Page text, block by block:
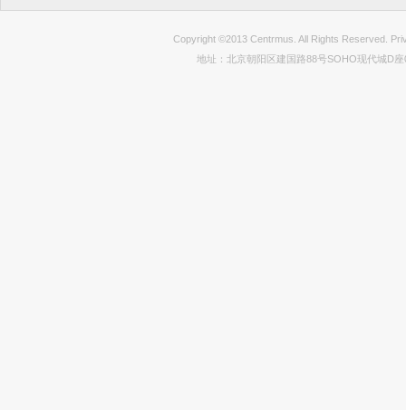
Copyright ©2013 Centrmus. All Rights Reserved.
地址：北京朝阳区建国路88号SOHO现代城D